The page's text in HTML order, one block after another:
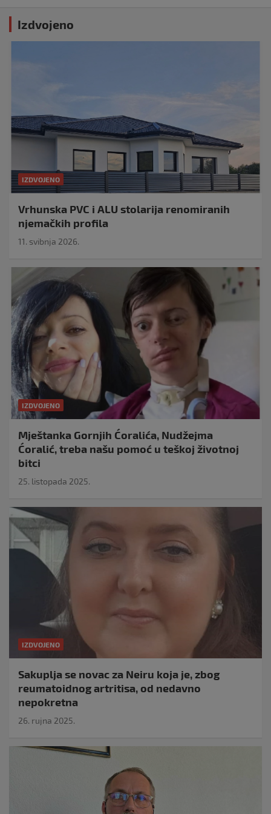
Izdvojeno
IZDVOJENO
Vrhunska PVC i ALU stolarija renomiranih
njemačkih profila
11. svibnja 2026.
IZDVOJENO
Mještanka Gornjih Ćoralića, Nudžejma
Ćoralić, treba našu pomoć u teškoj životnoj
bitci
25. listopada 2025.
IZDVOJENO
Sakuplja se novac za Neiru koja je, zbog
reumatoidnog artritisa, od nedavno
nepokretna
26. rujna 2025.